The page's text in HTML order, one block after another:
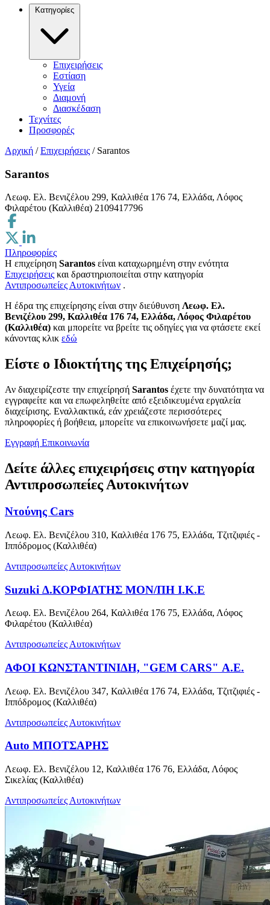
Κατηγορίες
Επιχειρήσεις
Εστίαση
Υγεία
Διαμονή
Διασκέδαση
Τεχνίτες
Προσφορές
Αρχική / Επιχειρήσεις / Sarantos
Sarantos
Λεωφ. Ελ. Βενιζέλου 299, Καλλιθέα 176 74, Ελλάδα, Λόφος
Φιλαρέτου (Καλλιθέα) 2109417796
Πληροφορίες
Η επιχείρηση Sarantos είναι καταχωρημένη στην ενότητα
Επιχειρήσεις και δραστηριοποιείται στην κατηγορία
Αντιπροσωπείες Αυτοκινήτων .
H έδρα της επιχείρησης είναι στην διεύθυνση Λεωφ. Ελ.
Βενιζέλου 299, Καλλιθέα 176 74, Ελλάδα, Λόφος Φιλαρέτου
(Καλλιθέα) και μπορείτε να βρείτε τις οδηγίες για να φτάσετε εκεί
κάνοντας κλικ εδώ
Είστε ο Ιδιοκτήτης της Επιχείρησής;
Αν διαχειρίζεστε την επιχείρησή Sarantos έχετε την δυνατότητα να
εγγραφείτε και να επωφεληθείτε από εξειδικευμένα εργαλεία
διαχείρισης. Εναλλακτικά, εάν χρειάζεστε περισσότερες
πληροφορίες ή βοήθεια, μπορείτε να επικοινωνήσετε μαζί μας.
Εγγραφή Επικοινωνία
Δείτε άλλες επιχειρήσεις στην κατηγορία
Αντιπροσωπείες Αυτοκινήτων
Ντούνης Cars
Λεωφ. Ελ. Βενιζέλου 310, Καλλιθέα 176 75, Ελλάδα, Τζιτζιφιές -
Ιππόδρομος (Καλλιθέα)
Αντιπροσωπείες Αυτοκινήτων
Suzuki Δ.ΚΟΡΦΙΑΤΗΣ ΜΟΝ/ΠΗ Ι.Κ.Ε
Λεωφ. Ελ. Βενιζέλου 264, Καλλιθέα 176 75, Ελλάδα, Λόφος
Φιλαρέτου (Καλλιθέα)
Αντιπροσωπείες Αυτοκινήτων
ΑΦΟΙ ΚΩΝΣΤΑΝΤΙΝΙΔΗ, "GEM CARS" Α.Ε.
Λεωφ. Ελ. Βενιζέλου 347, Καλλιθέα 176 74, Ελλάδα, Τζιτζιφιές -
Ιππόδρομος (Καλλιθέα)
Αντιπροσωπείες Αυτοκινήτων
Auto ΜΠΟΤΣΑΡΗΣ
Λεωφ. Ελ. Βενιζέλου 12, Καλλιθέα 176 76, Ελλάδα, Λόφος
Σικελίας (Καλλιθέα)
Αντιπροσωπείες Αυτοκινήτων